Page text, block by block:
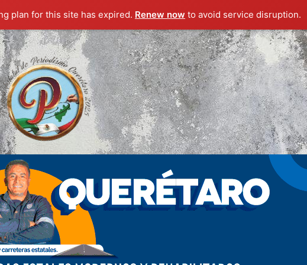
plan for this site has expired. Renew now to avoid service disruption.